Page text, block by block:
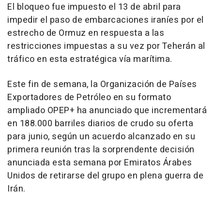
El bloqueo fue impuesto el 13 de abril para
impedir el paso de embarcaciones iraníes por el
estrecho de Ormuz en respuesta a las
restricciones impuestas a su vez por Teherán al
tráfico en esta estratégica vía marítima.
Este fin de semana, la Organización de Países
Exportadores de Petróleo en su formato
ampliado OPEP+ ha anunciado que incrementará
en 188.000 barriles diarios de crudo su oferta
para junio, según un acuerdo alcanzado en su
primera reunión tras la sorprendente decisión
anunciada esta semana por Emiratos Árabes
Unidos de retirarse del grupo en plena guerra de
Irán.